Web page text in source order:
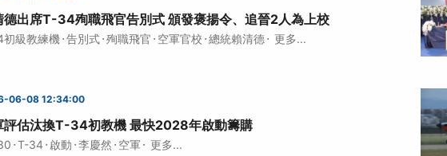
德出席T-34殉職飛官告別式 頒發褒揚令、追晉2人為上校
級教練機 ·告別式·殉職飛官 · 空軍官校 ·總統賴清德· 更多...
06-08 12:34:00
評估汰換T-34初教機 最快2028年啟動籌購
·T-34 · 啟動 ·李慶然 · 空軍 · 更多...